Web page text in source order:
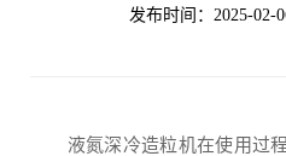
发布时间：2025-02-
液氮深冷造粒机在使用过程